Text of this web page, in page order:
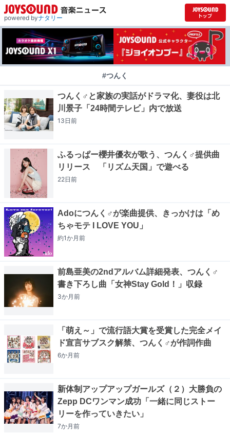
powered byナタリー
#つんく
つんく♂と家族の実話がドラマ化、妻役は北
川景子「24時間テレビ」内で放送
13日前
ふるっぱー櫻井優衣が歌う、つんく♂提供曲
リリース 「リズム天国」で遊べる
22日前
Adoにつんく♂が楽曲提供、きっかけは「め
ちゃモテ I LOVE YOU」
約1か月前
前島亜美の2ndアルバム詳細発表、つんく♂
書き下ろし曲「女神Stay Gold！」収録
3か月前
「萌え～」で流行語大賞を受賞した完全メイ
ド宣言サブスク解禁、つんく♂が作詞作曲
6か月前
新体制アップアップガールズ（２）大勝負の
Zepp DCワンマン成功「一緒に同じストー
リーを作っていきたい」
7か月前